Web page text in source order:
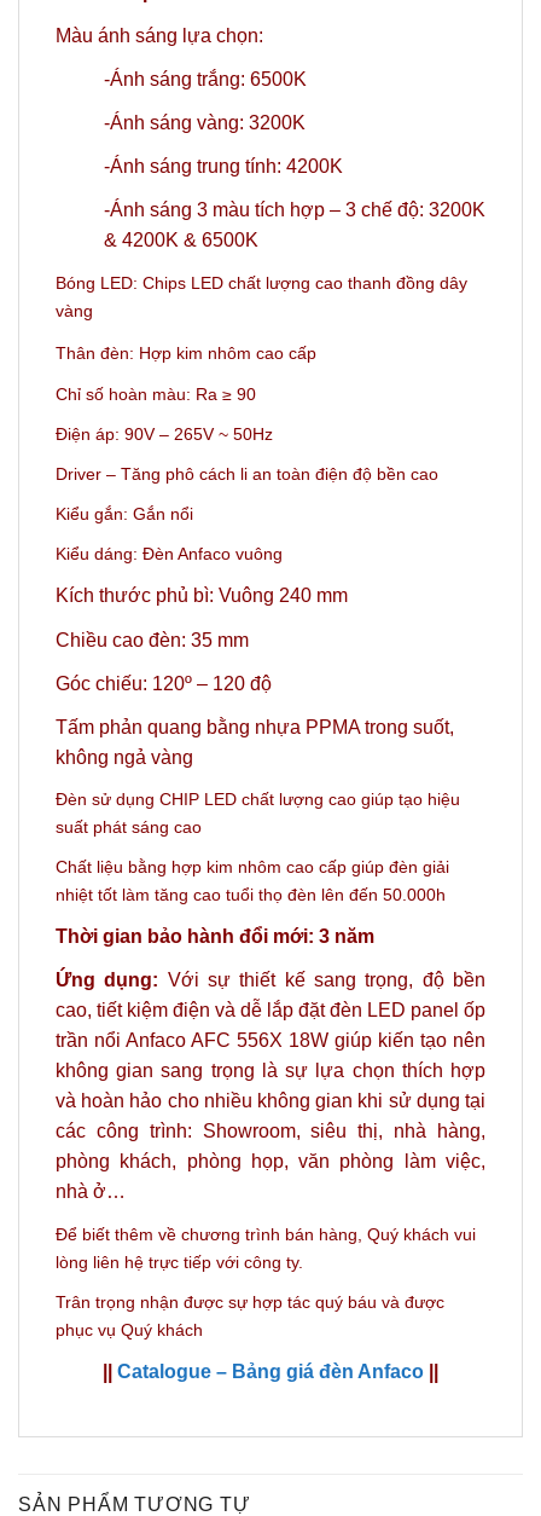
Màu ánh sáng lựa chọn:
-Ánh sáng trắng: 6500K
-Ánh sáng vàng: 3200K
-Ánh sáng trung tính: 4200K
-Ánh sáng 3 màu tích hợp – 3 chế độ: 3200K
& 4200K & 6500K
Bóng LED: Chips LED chất lượng cao thanh đồng dây
vàng
Thân đèn: Hợp kim nhôm cao cấp
Chỉ số hoàn màu: Ra ≥ 90
Điện áp: 90V – 265V ~ 50Hz
Driver – Tăng phô cách li an toàn điện độ bền cao
Kiểu gắn: Gắn nổi
Kiểu dáng: Đèn Anfaco vuông
Kích thước phủ bì: Vuông 240 mm
Chiều cao đèn: 35 mm
Góc chiếu: 120º – 120 độ
Tấm phản quang bằng nhựa PPMA trong suốt,
không ngả vàng
Đèn sử dụng CHIP LED chất lượng cao giúp tạo hiệu
suất phát sáng cao
Chất liệu bằng hợp kim nhôm cao cấp giúp đèn giải
nhiệt tốt làm tăng cao tuổi thọ đèn lên đến 50.000h
Thời gian bảo hành đổi mới: 3 năm
Ứng dụng: Với sự thiết kế sang trọng, độ bền
cao, tiết kiệm điện và dễ lắp đặt đèn LED panel ốp
trần nổi Anfaco AFC 556X 18W giúp kiến tạo nên
không gian sang trọng là sự lựa chọn thích hợp
và hoàn hảo cho nhiều không gian khi sử dụng tại
các công trình: Showroom, siêu thị, nhà hàng,
phòng khách, phòng họp, văn phòng làm việc,
nhà ở…
Để biết thêm về chương trình bán hàng, Quý khách vui
lòng liên hệ trực tiếp với công ty.
Trân trọng nhận được sự hợp tác quý báu và được
phục vụ Quý khách
Catalogue – Bảng giá đèn Anfaco
SẢN PHẨM TƯƠNG TỰ